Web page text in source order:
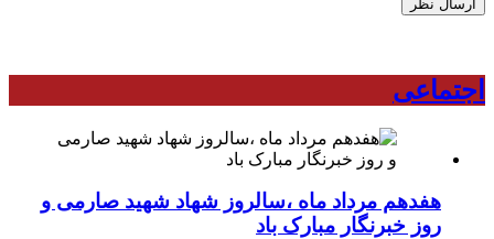
اجتماعی
هفدهم مرداد ماه ،سالروز شهاد شهید صارمی و
روز خبرنگار مبارک باد